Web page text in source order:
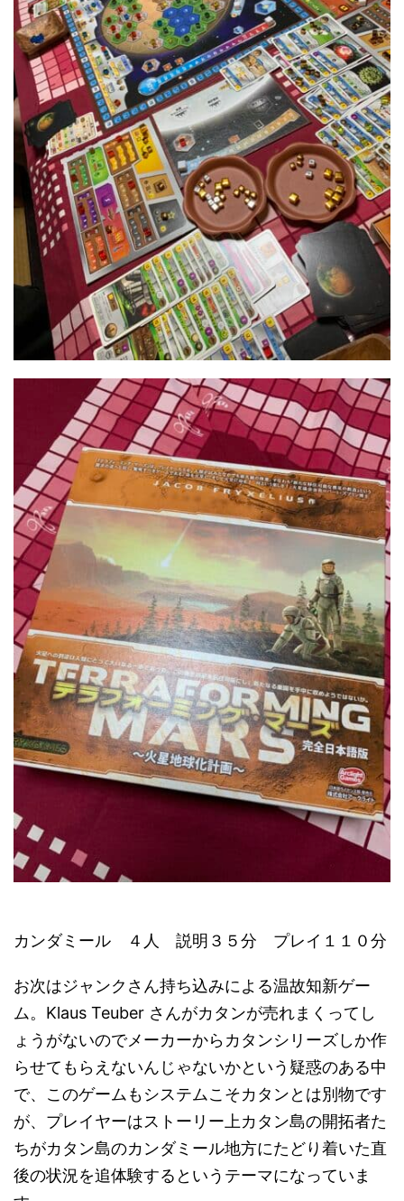
カンダミール ４人 説明３５分 プレイ１１０分
お次はジャンクさん持ち込みによる温故知新ゲー
ム。Klaus Teuber さんがカタンが売れまくってし
ょうがないのでメーカーからカタンシリーズしか作
らせてもらえないんじゃないかという疑惑のある中
で、このゲームもシステムこそカタンとは別物です
が、プレイヤーはストーリー上カタン島の開拓者た
ちがカタン島のカンダミール地方にたどり着いた直
後の状況を追体験するというテーマになっていま